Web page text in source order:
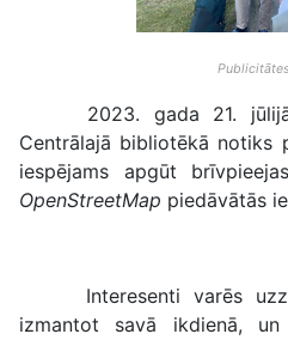
2023. gada 21. jūlijā
Centrālajā bibliotēkā notiks
iespējams apgūt
OpenStreetMap piedāvātās
Interesenti varēs
izmantot savā ikdienā,